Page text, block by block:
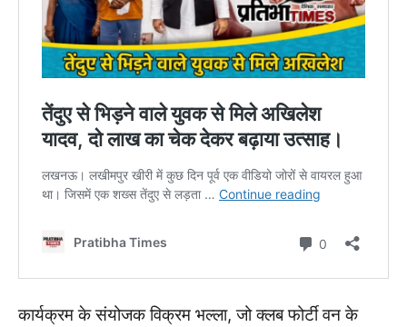
कार्यक्रम के संयोजक विक्रम भल्ला, जो क्लब फोर्टी वन के